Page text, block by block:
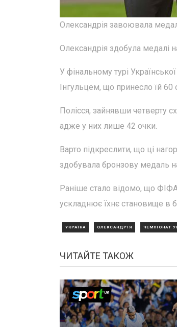
Олександрія завоювала
Олександрія здобула медалі
У фінальному турі
Інгульцем, що принесло їй 60
Полісся, зайнявши четверту
адже у них лише 42 очки.
Варто підкреслити, що ці
здобувала бронзову медаль
Раніше стало відомо, що
ускладнює їхнє становище в
УКРАЇНА ОЛЕКСАНДРІЯ ЧЕМПІОНАТ
ЧИТАЙТЕ ТАКОЖ